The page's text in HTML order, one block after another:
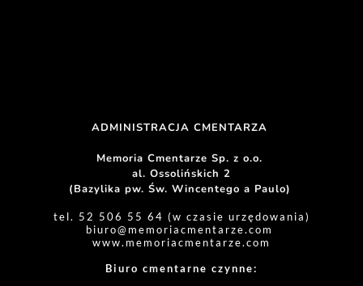
ADMINISTRACJA CMENTARZA
Memoria Cmentarze Sp. z o.o.
al. Ossolińskich 2
(Bazylika pw. Św. Wincentego a Paulo)
tel. 52 506 55 64 (w czasie urzędowania)
biuro@memoriacmentarze.com
www.memoriacmentarze.com
Biuro cmentarne czynne: